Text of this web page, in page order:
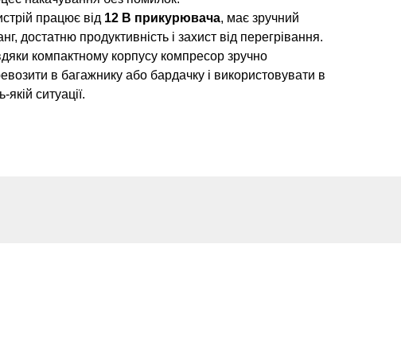
працює від 12 В прикурювача, має зручний
достатню продуктивність і захист від перегрівання.
компактному корпусу компресор зручно
в багажнику або бардачку і використовувати в
якій ситуації.